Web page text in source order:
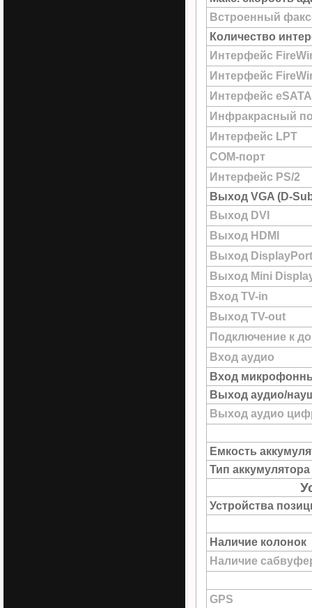
Встроенный
Количество
Интерфейс
Интерфейс
Интерфейс eSATA
Инфракрасный
Интерфейс LPT
COM-порт
Интерфейс PS/2
Выход VGA (D-
Выход DVI
Выход HDMI
Выход DisplayPort
Выход Mini
Вход TV-in
Выход TV-out
Подключение к
Вход аудио
Вход
Выход аудио/
Выход аудио
Емкость
Тип аккумулятора
Устройства
Наличие колонок
Наличие
GPS